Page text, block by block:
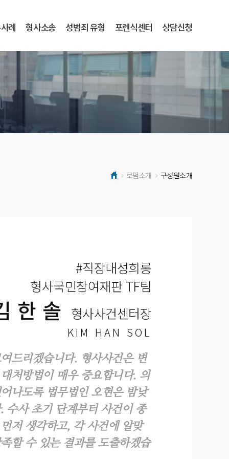
례 형사소송 성범죄 유형 포렌식센터 상담신청
로펌소개 구성원소개
#직장내성희롱
형사국민참여재판 TF팀
한솔 형사사건센터장
KIM HAN SOL
드리겠습니다. 형사사건은 변
처방법이 매우 중요합니다. 의
나도록 법무법인 오현은 밤낮
수사 초기 단계부터 사건이 종
저 생각하고, 각 사건에 알맞
할 수 있는 결과를 도출하겠습